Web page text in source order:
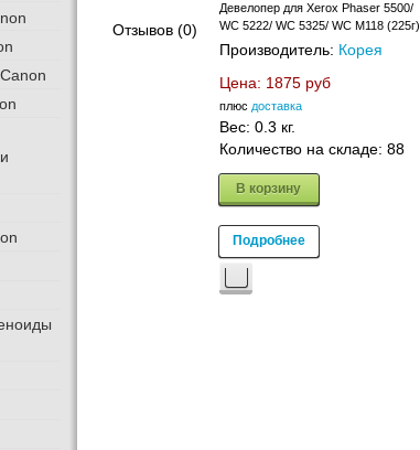
Отзывов (0)
Девелопер для Xerox Phaser 5500/
WC 5222/ WC 5325/ WC M118 (225г)
Производитель: Корея
Цена: 1875 руб
плюс доставка
Вес: 0.3 кг.
Количество на складе: 88
В корзину
Подробнее